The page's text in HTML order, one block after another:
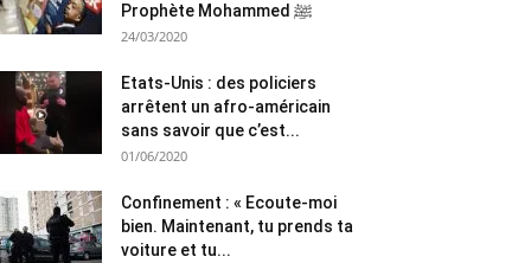
Prophète Mohammed ﷺ
24/03/2020
Etats-Unis : des policiers
arrêtent un afro-américain
sans savoir que c’est...
01/06/2020
Confinement : « Ecoute-moi
bien. Maintenant, tu prends ta
voiture et tu...